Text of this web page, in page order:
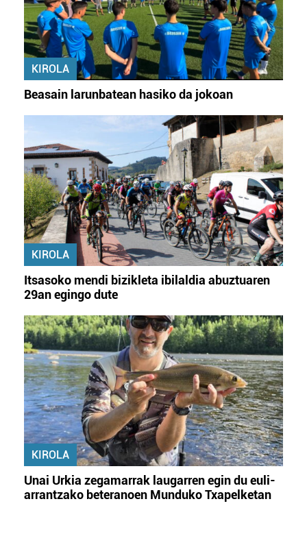
KIROLA
Beasain larunbatean hasiko da jokoan
KIROLA
Itsasoko mendi bizikleta ibilaldia abuztuaren
29an egingo dute
KIROLA
Unai Urkia zegamarrak laugarren egin du euli-
arrantzako beteranoen Munduko Txapelketan